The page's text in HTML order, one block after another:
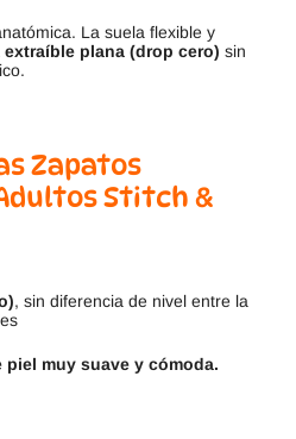
La suela flexible y
extraíble plana (drop cero) sin
Zapatos
Stitch &
, sin diferencia de nivel entre la
muy suave y cómoda.